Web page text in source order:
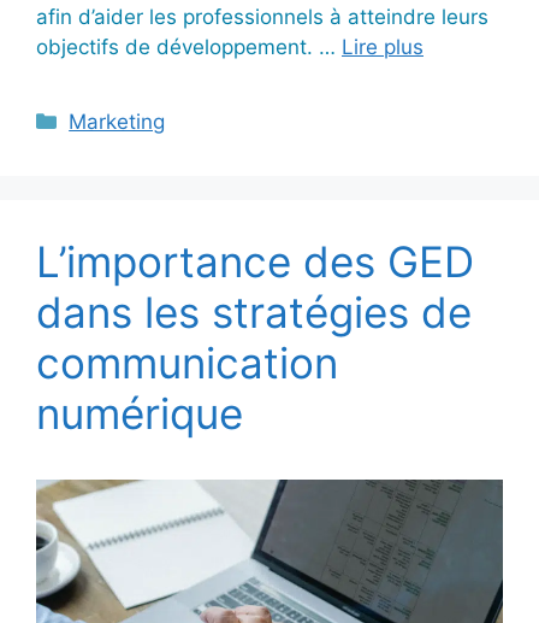
afin d’aider les professionnels à atteindre leurs
objectifs de développement. … Lire plus
Catégories
Marketing
L’importance des GED
dans les stratégies de
communication
numérique